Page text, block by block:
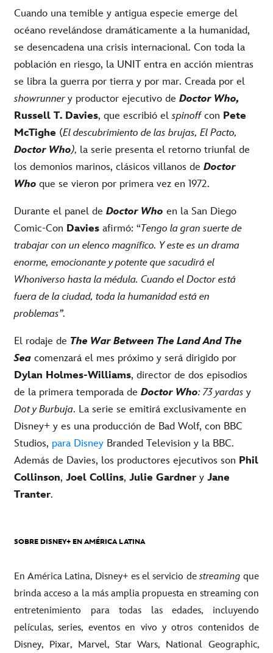
Cuando una temible y antigua especie emerge del
océano revelándose dramáticamente a la humanidad,
se desencadena una crisis internacional. Con toda la
población en riesgo, la UNIT entra en acción mientras
se libra la guerra por tierra y por mar. Creada por el
showrunner y productor ejecutivo de Doctor Who,
Russell T. Davies, que escribió elspinoffcon Pete
McTighe (El descubrimiento de las brujas, El Pacto,
Doctor Who), la serie presenta el retorno triunfal de
los demonios marinos, clásicos villanos de Doctor
Who que se vieron por primera vez en 1972.
Durante el panel de Doctor Who en la San Diego
Comic-Con Davies afirmó: “Tengo la gran suerte de
trabajar con un elenco magnífico. Y este es un drama
enorme, emocionante y potente que sacudirá el
Whoniverso hasta la médula. Cuando el Doctor está
fuera de la ciudad, toda la humanidad está en
problemas”.
El rodaje de The War Between The Land And The
Sea comenzará el mes próximo y será dirigido por
Dylan Holmes-Williams, director de dos episodios
de la primera temporada de Doctor Who: 73 yardas y
Dot y Burbuja. La serie se emitirá exclusivamente en
Disney+ y es una producción de Bad Wolf, con BBC
Studios, para Disney Branded Television y la BBC.
Además de Davies, los productores ejecutivos son Phil
Collinson, Joel Collins, Julie Gardner y Jane
Tranter.
SOBRE DISNEY+ EN AMÉRICA LATINA
En América Latina, Disney+ es el servicio destreamingque
brinda acceso a la más amplia propuesta en streaming con
entretenimiento para todas las edades, incluyendo
películas, series, eventos en vivo y otros contenidos de
Disney, Pixar, Marvel, Star Wars, National Geographic,